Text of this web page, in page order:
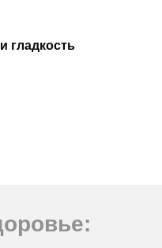
гладкость